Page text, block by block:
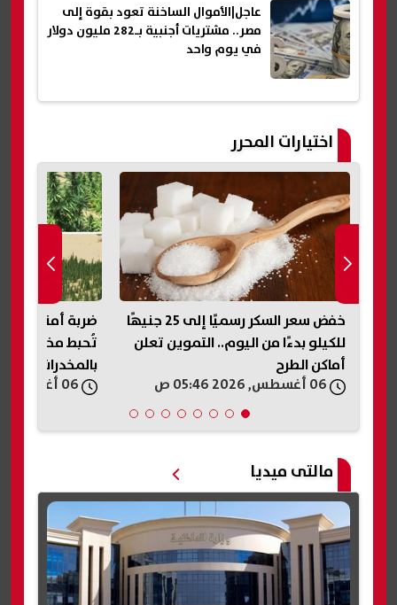
عاجل|الأموال الساخنة تعود بقوة إلى
مصر.. مشتريات أجنبية بـ282 مليون دولار
في يوم واحد
اختيارات المحرر
خفض سعر السكر رسميًا إلى 25 جنيهًا
للكيلو بدءًا من اليوم.. التموين تعلن
أماكن الطرح
تُحبط مخططًا
بالمخدرات في
مالتى ميديا